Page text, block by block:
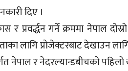
जानकारी
र प्रवर्द्धन गर्ने क्रममा नेपाल
सहजताका लागि
नेपाल र नेदरल्यान्डबीचकाे